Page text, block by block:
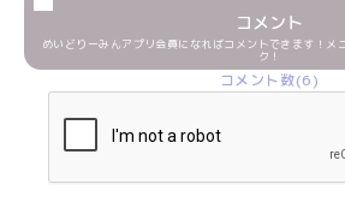
コメント
めいどりーみんアプリ会員になればコメントできます！メ
ク！
コメント数(6)